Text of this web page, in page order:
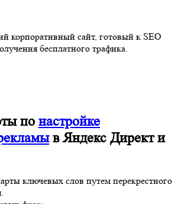
корпоративный сайт, готовый к SEO
бесплатного трафика.
понастройке
в Яндекс Директ и
ключевых слов путем перекрестного